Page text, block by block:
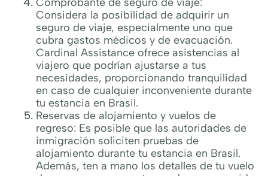
Considera la posibilidad de adquirir un
seguro de viaje, especialmente uno que
cubra gastos médicos y de evacuación.
Cardinal Assistance ofrece asistencias al
viajero que podrían ajustarse a tus
necesidades, proporcionando tranquilidad
en caso de cualquier inconveniente durante
tu estancia en Brasil.
Reservas de alojamiento y vuelos de
regreso: Es posible que las autoridades de
inmigración soliciten pruebas de
alojamiento durante tu estancia en Brasil.
Además, ten a mano los detalles de tu vuelo